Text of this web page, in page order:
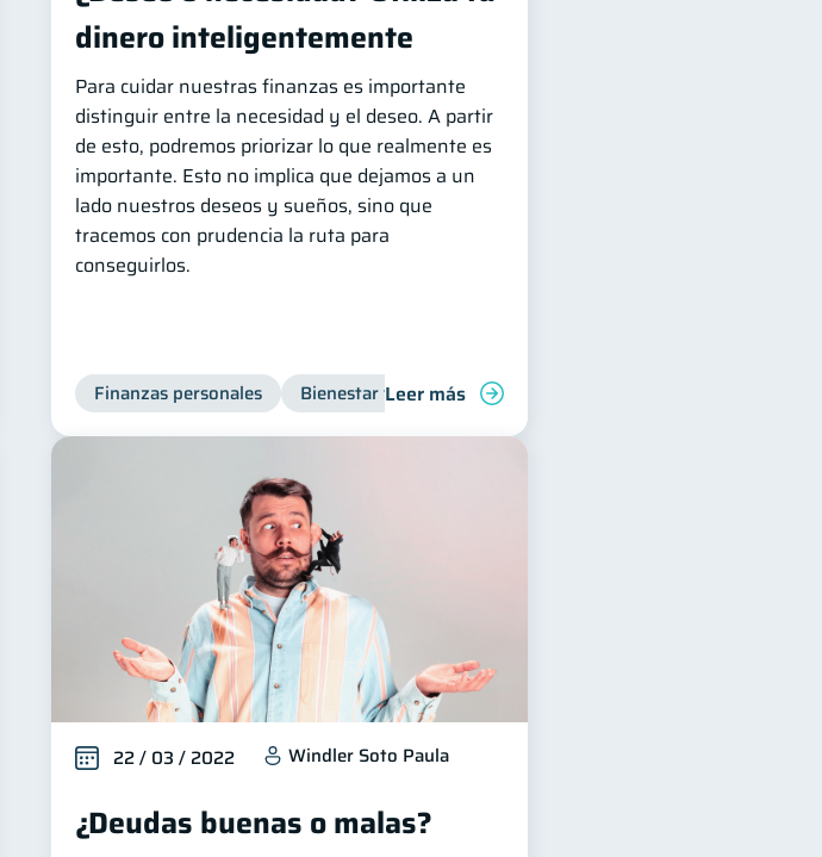
dinero inteligentemente
Para cuidar nuestras finanzas es importante
distinguir entre la necesidad y el deseo. A partir
de esto, podremos priorizar lo que realmente es
importante. Esto no implica que dejamos a un
lado nuestros deseos y sueños, sino que
tracemos con prudencia la ruta para
conseguirlos.
Finanzas personales Bienestar financiero
Leer más
22 / 03 / 2022 Windler Soto Paula
¿Deudas buenas o malas?